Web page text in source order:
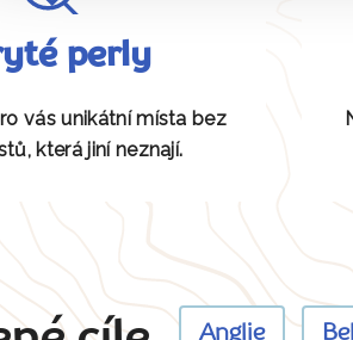
perly
vás unikátní místa bez
která jiní neznají.
Anglie